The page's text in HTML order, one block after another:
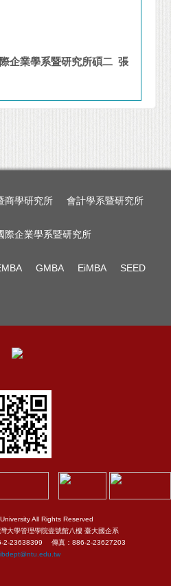
企業學系暨研究所碩二 張
商學研究所 會計學系暨研究所
際企業學系暨研究所
GMBA EiMBA SEED
All Rights Reserved
大學管理學院壹號館八樓 臺大國企系
2-23638399 傳真：886-2-23627203
ibdept@ntu.edu.tw